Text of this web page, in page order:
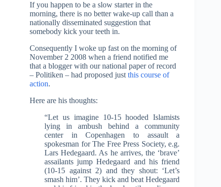
If you happen to be a slow starter in the
morning, there is no better wake-up call than a
nationally disseminated suggestion that
somebody kick your teeth in.
Consequently I woke up fast on the morning of
November 2 2008 when a friend notified me
that a blogger with our national paper of record
– Politiken – had proposed just this course of
action.
Here are his thoughts:
“Let us imagine 10-15 hooded Islamists
lying in ambush behind a community
center in Copenhagen to assault a
spokesman for The Free Press Society, e.g.
Lars Hedegaard. As he arrives, the ‘brave’
assailants jump Hedegaard and his friend
(10-15 against 2) and they shout: ‘Let’s
smash him’. They kick and beat Hedegaard